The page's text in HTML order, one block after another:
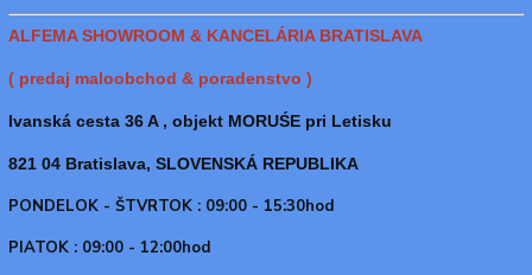
ALFEMA SHOWROOM & KANCELÁRIA BRATISLAVA
( predaj maloobchod & poradenstvo )
Ivanská cesta 36 A , objekt MORUŚE pri Letisku
821 04 Bratislava, SLOVENSKÁ REPUBLIKA
PONDELOK - ŠTVRTOK : 09:00 - 15:30hod
PIATOK : 09:00 - 12:00hod